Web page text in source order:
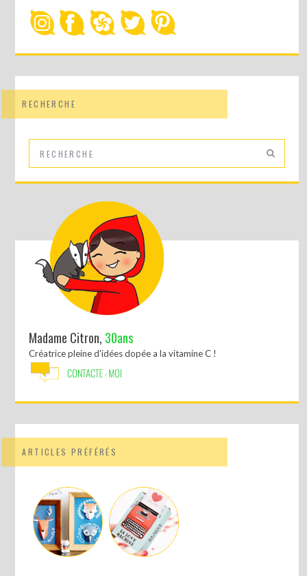
RECHERCHE
Madame Citron, 30ans
Créatrice pleine d'idées dopée a la vitamine C !
ARTICLES PRÉFÉRÉS